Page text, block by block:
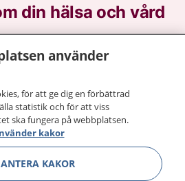
din hälsa och vård
du kan kontakta.
journal och göra dina
1177 för
runt.
vill må bättre.
använder
för att ge dig en förbättrad
statistik och för att viss
ska fungera på webbplatsen.
kakor
KAKOR